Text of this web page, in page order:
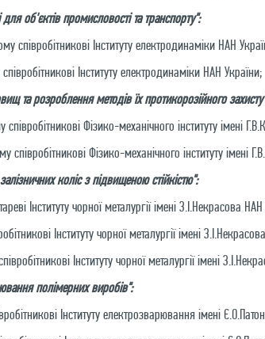
об'єктів промисловості та транспорту":
співробітникові Інституту електродинаміки НАН
Інституту електродинаміки НАН України;
та розроблення методів їх протикорозійного
Фізико-механічного інституту імені
Фізико-механічного інституту імені
коліс з підвищеною стійкістю":
Інституту чорної металургії імені З.І.Некрасова
Інституту чорної металургії імені
Інституту чорної металургії імені
полімерних виробів":
Інституту електрозварювання імені